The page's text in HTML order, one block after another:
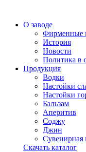
О заводе
Фирменные
История
Новости
Политика в
Продукция
Водки
Настойки
Настойки
Бальзам
Аперитив
Соджу
Джин
Сувенирная
Скачать каталог